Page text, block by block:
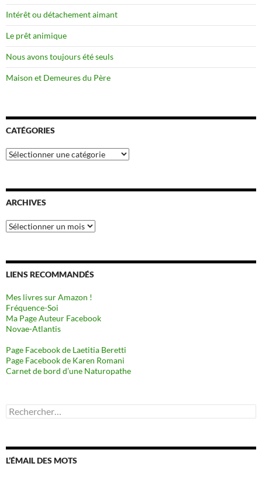
Intérêt ou détachement aimant
Le prêt animique
Nous avons toujours été seuls
Maison et Demeures du Père
CATÉGORIES
Catégories
ARCHIVES
Archives
LIENS RECOMMANDÉS
Mes livres sur Amazon !
Fréquence-Soi
Ma Page Auteur Facebook
Novae-Atlantis
Page Facebook de Laetitia Beretti
Page Facebook de Karen Romani
Carnet de bord d’une Naturopathe
Rechercher :
L’ÉMAIL DES MOTS